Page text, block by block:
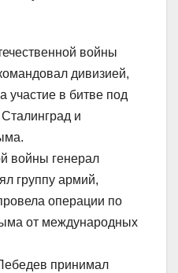
войны
дивизией,
участие в битве под
и
войны генерал
группу армий,
операции по
от международных
принимал